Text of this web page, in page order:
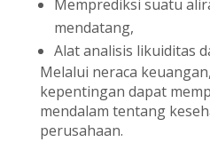
Memprediksi suatu
mendatang,
Alat analisis likuiditas
Melalui neraca
kepentingan dapat
mendalam tentang
perusahaan.